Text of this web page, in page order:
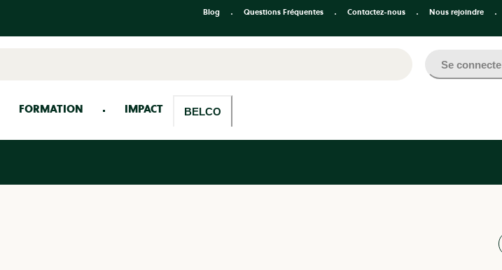
Blog Questions Fréquentes Contactez-nous Nous rejoindre
FORMATION IMPACT BELCO
Se